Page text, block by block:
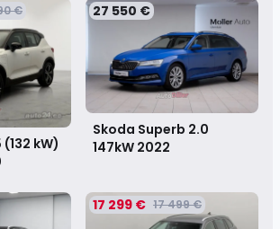
€
kW)
27 550 €
Skoda Superb 2.0
147kW 2022
17 299 € 17 499 €